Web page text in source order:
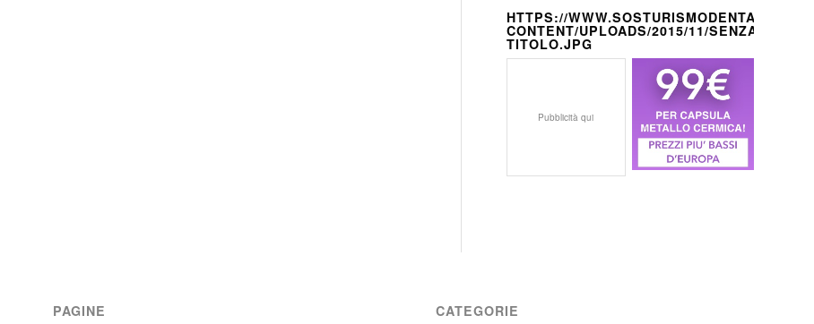
HTTPS://WWW.SOSTURISMODENTALE.IT/
CONTENT/UPLOADS/2015/11/SENZA-
TITOLO.JPG
Pubblicità qui
PAGINE CATEGORIE